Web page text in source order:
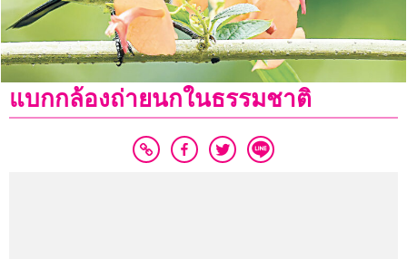
แบกกล้องถ่ายนกในธรรมชาติ